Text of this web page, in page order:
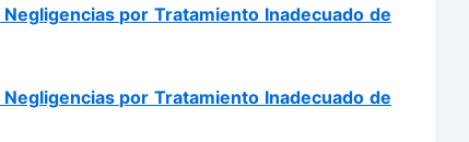
por Tratamiento Inadecuado de
por Tratamiento Inadecuado de